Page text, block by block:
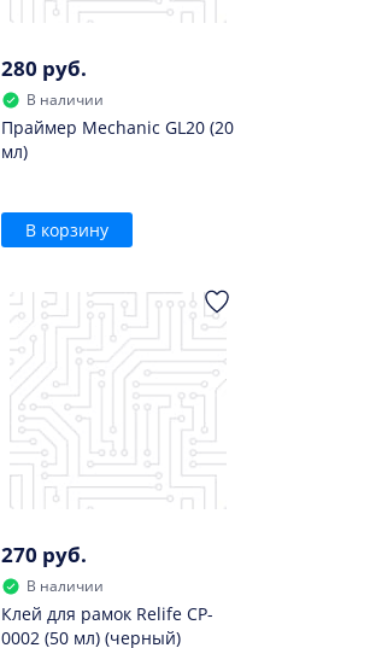
280 руб.
В наличии
Праймер Mechanic GL20 (20
мл)
В корзину
270 руб.
В наличии
Клей для рамок Relife CP-
0002 (50 мл) (черный)